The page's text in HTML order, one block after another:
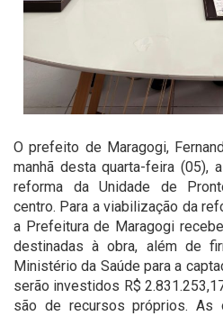
O prefeito de Maragogi,
manhã desta quarta-feira (05),
reforma da Unidade de
centro. Para a viabilização da
a Prefeitura de Maragogi
destinadas à obra, além de
Ministério da Saúde para a
serão investidos R$
são de recursos próprios. As